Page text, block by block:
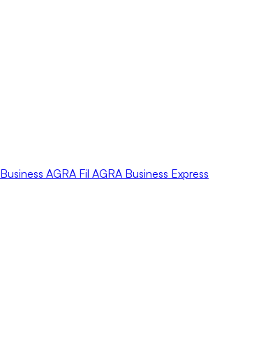
Business AGRA Fil AGRA Business Express